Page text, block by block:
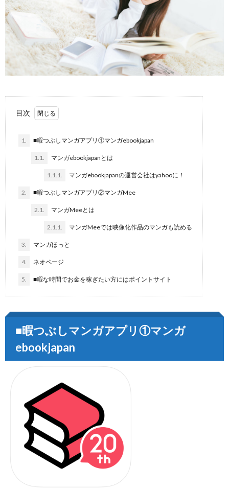
目次
1. ■暇つぶしマンガアプリ①マンガebookjapan
1.1. マンガebookjapanとは
1.1.1. マンガebookjapanの運営会社はyahooに！
2. ■暇つぶしマンガアプリ②マンガMee
2.1. マンガMeeとは
2.1.1. マンガMeeでは映像化作品のマンガも読める
3. マンガほっと
4. ネオページ
5. ■暇な時間でお金を稼ぎたい方にはポイントサイト
■暇つぶしマンガアプリ①マンガ
ebookjapan